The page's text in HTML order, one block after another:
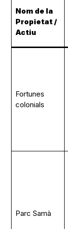
Nom de la
Propietat /
Actiu
Fortunes
colonials
Parc Samà